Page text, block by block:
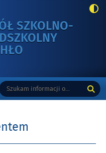
SZKOLNO-
Z
ABSOLWENTEM